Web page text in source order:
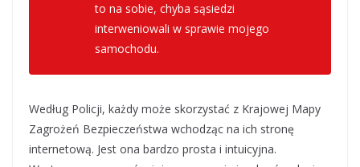
to na sobie, chyba sąsiedzi
interweniowali w sprawie mojego
samochodu.
Według Policji, każdy może skorzystać z Krajowej Mapy
Zagrożeń Bezpieczeństwa wchodząc na ich stronę
internetową. Jest ona bardzo prosta i intuicyjna.